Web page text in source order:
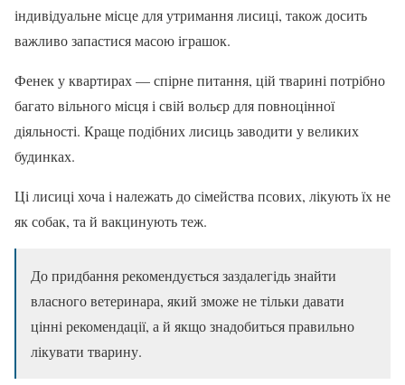
індивідуальне місце для утримання лисиці, також досить
важливо запастися масою іграшок.
Фенек у квартирах — спірне питання, цій тварині потрібно
багато вільного місця і свій вольєр для повноцінної
діяльності. Краще подібних лисиць заводити у великих
будинках.
Ці лисиці хоча і належать до сімейства псових, лікують їх не
як собак, та й вакцинують теж.
До придбання рекомендується заздалегідь знайти
власного ветеринара, який зможе не тільки давати
цінні рекомендації, а й якщо знадобиться правильно
лікувати тварину.